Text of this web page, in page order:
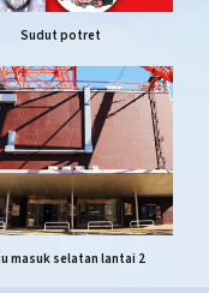
Sudut potret
masuk selatan lantai 2